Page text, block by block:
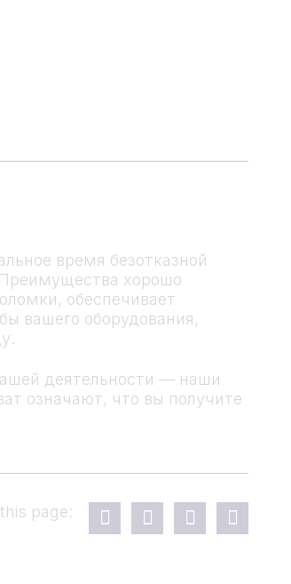
время безотказной
Преимущества хорошо
обеспечивает
вашего оборудования,
деятельности — наши
означают, что вы получите
page: